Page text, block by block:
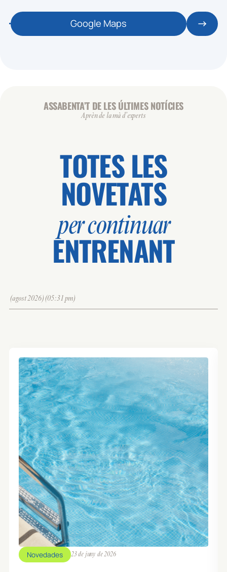
Google Maps
ASSABENTA’T DE LES ÚLTIMES NOTÍCIES
Aprèn de la mà d’experts
TOTES LES
NOVETATS
per continuar
ENTRENANT
(agost 2026)(05:31 pm)
Novedades 23 de juny de 2026